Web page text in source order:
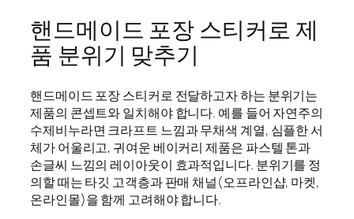
핸드메이드 포장 스티커로 제
품 분위기 맞추기
핸드메이드 포장 스티커로 전달하고자 하는 분위기는
제품의 콘셉트와 일치해야 합니다. 예를 들어 자연주의
수제비누라면 크라프트 느낌과 무채색 계열, 심플한 서
체가 어울리고, 귀여운 베이커리 제품은 파스텔 톤과
손글씨 느낌의 레이아웃이 효과적입니다. 분위기를 정
의할 때는 타깃 고객층과 판매 채널(오프라인샵, 마켓,
온라인몰)을 함께 고려해야 합니다.